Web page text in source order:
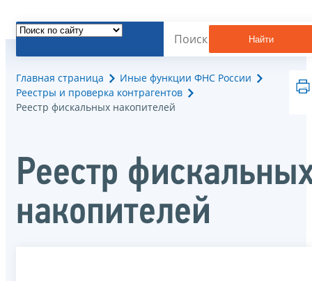
Найти
Главная страница
Иные функции ФНС России
Реестры и проверка контрагентов
Реестр фискальных накопителей
Реестр
накопителей